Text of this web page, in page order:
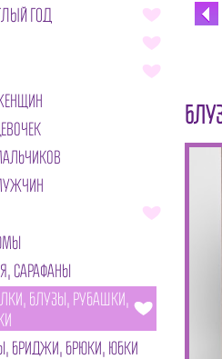
ГОД
САРАФАНЫ
БЛУЗЫ, РУБАШКИ,
БРИДЖИ, БРЮКИ, ЮБКИ